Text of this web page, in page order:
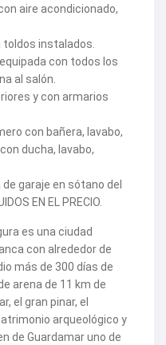
aire acondicionado,
toldos instalados.
con todos los
al salón.
y con armarios
con bañera, lavabo,
ducha, lavabo,
garaje en sótano del
EN EL PRECIO.
es una ciudad
con alrededor de
más de 300 días de
arena de 11 km de
el gran pinar, el
arqueológico y
de Guardamar uno de